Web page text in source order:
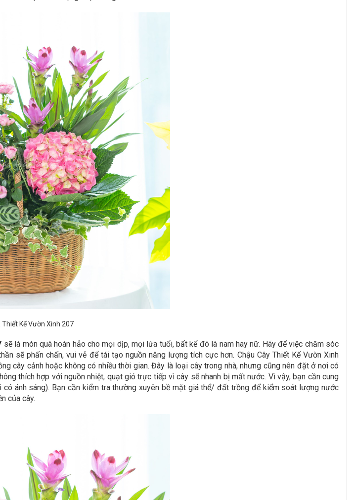
Thiết Kế Vườn Xinh 207
sẽ là món quà hoàn hảo cho mọi dịp, mọi lứa tuổi, bất kể đó là nam hay nữ. Hãy để việc chăm sóc
sẽ phấn chấn, vui vẻ để tái tạo nguồn năng lượng tích cực hơn. Chậu Cây Thiết Kế Vườn Xinh
cây cảnh hoặc không có nhiều thời gian. Đây là loại cây trong nhà, nhưng cũng nên đặt ở nơi có
thích hợp với nguồn nhiệt, quạt gió trực tiếp vì cây sẽ nhanh bị mất nước. Vì vậy, bạn cần cung
ánh sáng). Bạn cần kiểm tra thường xuyên bề mặt giá thể/ đất trồng để kiểm soát lượng nước
của cây.